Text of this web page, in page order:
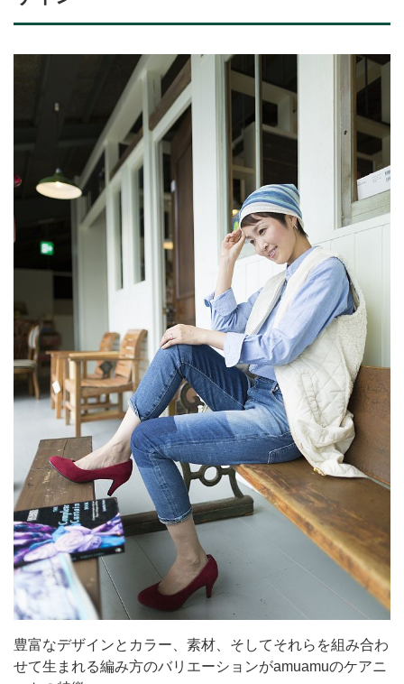
豊富なデザインとカラー、素材、そしてそれらを組み合わ
せて生まれる編み方のバリエーションがamuamuのケアニ